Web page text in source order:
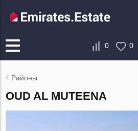
0 0
Районы
OUD AL MUTEENA